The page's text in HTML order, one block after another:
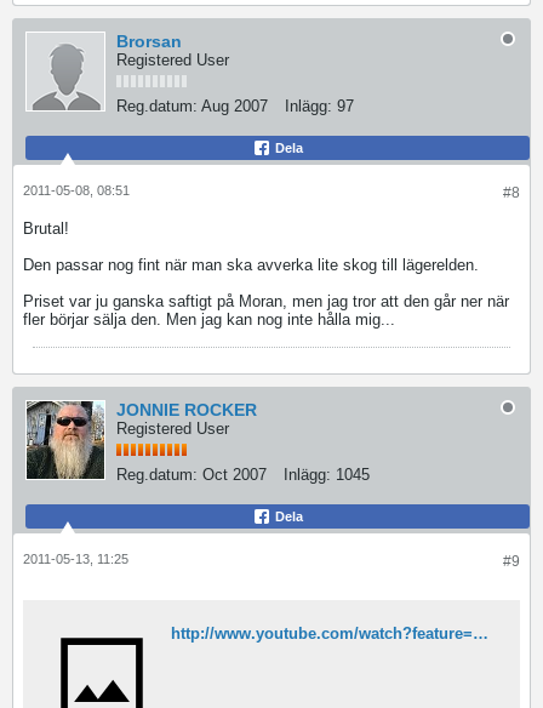
Brorsan
Registered User
Reg.datum: Aug 2007 Inlägg: 97
Dela
#8
2011-05-08, 08:51
Brutal!
Den passar nog fint när man ska avverka lite skog till lägerelden.
Priset var ju ganska saftigt på Moran, men jag tror att den går ner när
fler börjar sälja den. Men jag kan nog inte hålla mig...
JONNIE ROCKER
Registered User
Reg.datum: Oct 2007 Inlägg: 1045
Dela
#9
2011-05-13, 11:25
http://www.youtube.com/watch?feature=player_embedded&v=2-oR4K4sVR8